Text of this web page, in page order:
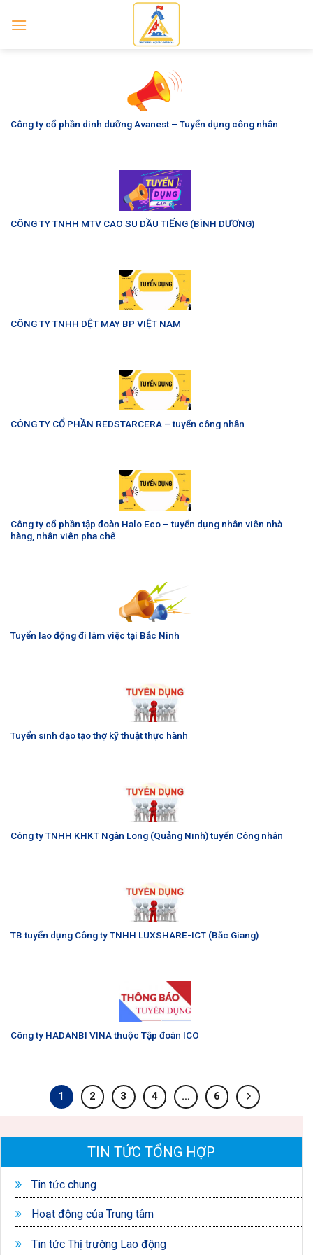
Công ty cổ phần dinh dưỡng Avanest – Tuyển dụng công nhân
CÔNG TY TNHH MTV CAO SU DẦU TIẾNG (BÌNH DƯƠNG)
CÔNG TY TNHH DỆT MAY BP VIỆT NAM
CÔNG TY CỔ PHẦN REDSTARCERA – tuyển công nhân
Công ty cổ phần tập đoàn Halo Eco – tuyển dụng nhân viên nhà
hàng, nhân viên pha chế
Tuyển lao động đi làm việc tại Bắc Ninh
Tuyển sinh đạo tạo thợ kỹ thuật thực hành
Công ty TNHH KHKT Ngân Long (Quảng Ninh) tuyển Công nhân
TB tuyển dụng Công ty TNHH LUXSHARE-ICT (Bắc Giang)
Công ty HADANBI VINA thuộc Tập đoàn ICO
1 2 3 4 … 6
TIN TỨC TỔNG HỢP
Tin tức chung
Hoạt động của Trung tâm
Tin tức Thị trường Lao động